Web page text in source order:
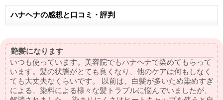
ハナヘナの感想と口コミ・評判
艶髪になります
いつも使っています。美容院でもハナヘナで染めてもらって
います。髪の状態がとても良くなり、他のケアは何もしなく
ても大丈夫なくらいです。 以前は、白髪が多いため染めすぎ
による、染料による様々な髪トラブルに悩んでいましたが、